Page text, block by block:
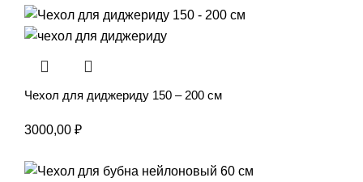
Чехол для диджериду 150 – 200 см
3000,00 ₽